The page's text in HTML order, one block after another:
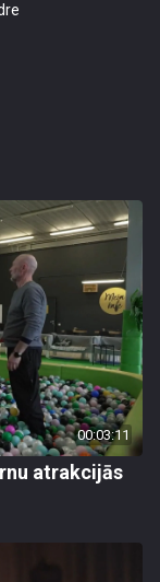
00:03:11
atrakcijās